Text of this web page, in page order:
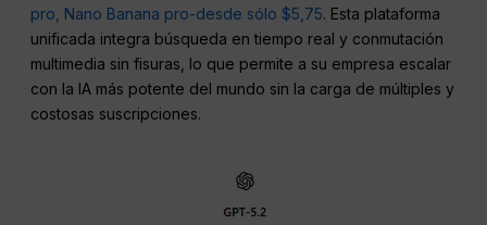
pro, Nano Banana pro-desde sólo $5,75. Esta plataforma
unificada integra búsqueda en tiempo real y conmutación
multimedia sin fisuras, lo que permite a su empresa escalar
con la IA más potente del mundo sin la carga de múltiples y
costosas suscripciones.